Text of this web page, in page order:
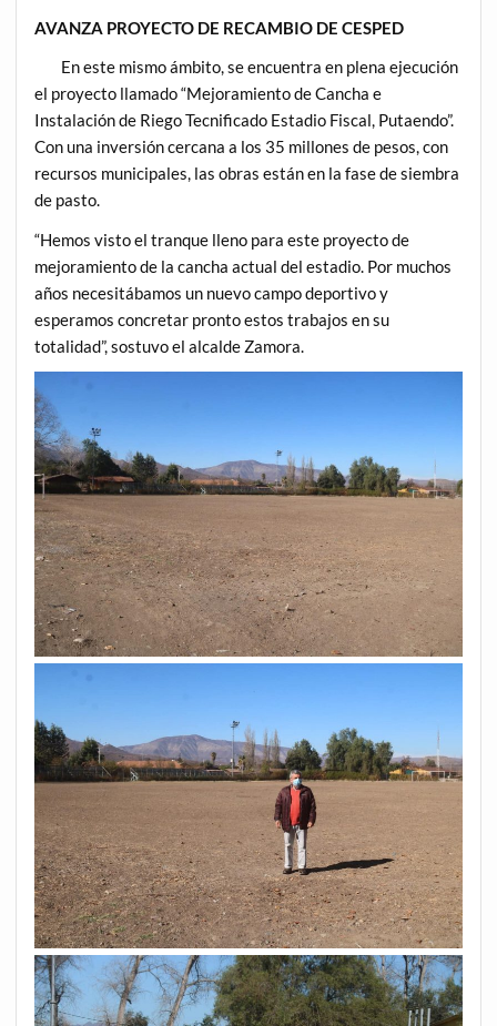
AVANZA PROYECTO DE RECAMBIO DE CESPED
En este mismo ámbito, se encuentra en plena ejecución
el proyecto llamado “Mejoramiento de Cancha e
Instalación de Riego Tecnificado Estadio Fiscal, Putaendo”.
Con una inversión cercana a los 35 millones de pesos, con
recursos municipales, las obras están en la fase de siembra
de pasto.
“Hemos visto el tranque lleno para este proyecto de
mejoramiento de la cancha actual del estadio. Por muchos
años necesitábamos un nuevo campo deportivo y
esperamos concretar pronto estos trabajos en su
totalidad”, sostuvo el alcalde Zamora.